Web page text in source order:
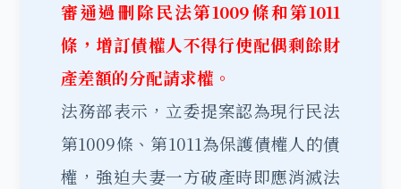
審通過刪除民法第1009條和第1011
條，增訂債權人不得行使配偶剩餘財
產差額的分配請求權。
法務部表示，立委提案認為現行民法
第1009條、第1011為保護債權人的債
權，強迫夫妻一方破產時即應消滅法